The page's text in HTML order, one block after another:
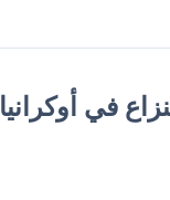
في أوكرانيا